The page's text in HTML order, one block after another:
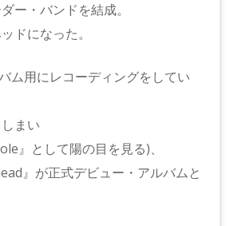
ー・バンドを結成。
ドになった。
ム用にレコーディングをしてい
まい
』として陽の目を見る)、
』が正式デビュー・アルバムと